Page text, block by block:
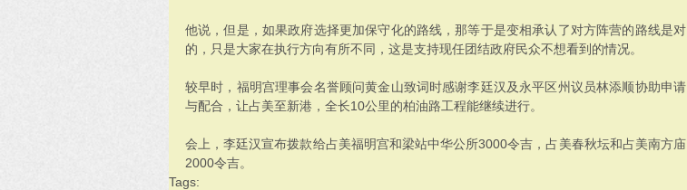
他说，但是，如果政府选择更加保守化的路线，那等于是变相承认了对方阵营的路线是对
的，只是大家在执行方向有所不同，这是支持现任团结政府民众不想看到的情况。
较早时，福明宫理事会名誉顾问黄金山致词时感谢李廷汉及永平区州议员林添顺协助申请
与配合，让占美至新港，全长10公里的柏油路工程能继续进行。
会上，李廷汉宣布拨款给占美福明宫和梁站中华公所3000令吉，占美春秋坛和占美南方庙
2000令吉。
Tags: